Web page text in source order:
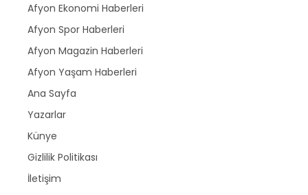
Afyon Ekonomi Haberleri
Afyon Spor Haberleri
Afyon Magazin Haberleri
Afyon Yaşam Haberleri
Ana Sayfa
Yazarlar
Künye
Gizlilik Politikası
İletişim